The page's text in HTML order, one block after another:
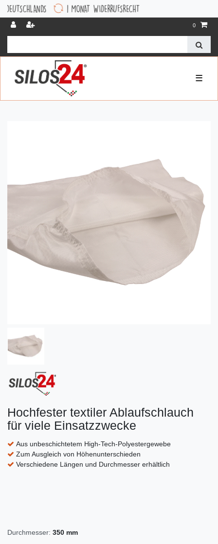
1 MONAT WIDERRUFSRECHT
0
☰
Hochfester textiler Ablaufschlauch
für viele Einsatzzwecke
Aus unbeschichtetem High-Tech-Polyestergewebe
Zum Ausgleich von Höhenunterschieden
Verschiedene Längen und Durchmesser erhältlich
Durchmesser: 350 mm